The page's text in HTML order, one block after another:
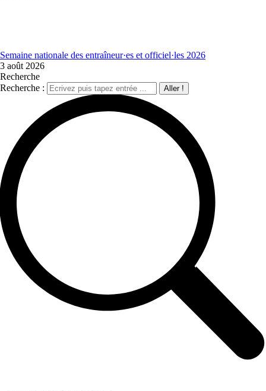
Semaine nationale des entraîneur·es et officiel·les 2026
3 août 2026
Recherche
Recherche :